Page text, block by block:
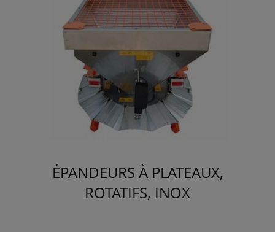
ÉPANDEURS À PLATEAUX,
ROTATIFS, INOX